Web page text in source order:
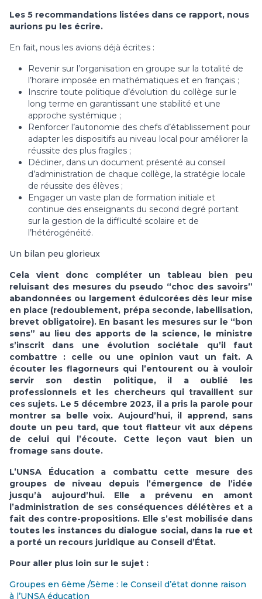
Les 5 recommandations listées dans ce rapport, nous
aurions pu les écrire.
En fait, nous les avions déjà écrites :
Revenir sur l’organisation en groupe sur la totalité de
l’horaire imposée en mathématiques et en français ;
Inscrire toute politique d’évolution du collège sur le
long terme en garantissant une stabilité et une
approche systémique ;
Renforcer l’autonomie des chefs d’établissement pour
adapter les dispositifs au niveau local pour améliorer la
réussite des plus fragiles ;
Décliner, dans un document présenté au conseil
d’administration de chaque collège, la stratégie locale
de réussite des élèves ;
Engager un vaste plan de formation initiale et
continue des enseignants du second degré portant
sur la gestion de la difficulté scolaire et de
l’hétérogénéité.
Un bilan peu glorieux
Cela vient donc compléter un tableau bien peu
reluisant des mesures du pseudo “choc des savoirs”
abandonnées ou largement édulcorées dès leur mise
en place (redoublement, prépa seconde, labellisation,
brevet obligatoire). En basant les mesures sur le “bon
sens” au lieu des apports de la science, le ministre
s’inscrit dans une évolution sociétale qu’il faut
combattre : celle ou une opinion vaut un fait. A
écouter les flagorneurs qui l’entourent ou à vouloir
servir son destin politique, il a oublié les
professionnels et les chercheurs qui travaillent sur
ces sujets. Le 5 décembre 2023, il a pris la parole pour
montrer sa belle voix. Aujourd’hui, il apprend, sans
doute un peu tard, que tout flatteur vit aux dépens
de celui qui l’écoute. Cette leçon vaut bien un
fromage sans doute.
L’UNSA Éducation a combattu cette mesure des
groupes de niveau depuis l’émergence de l’idée
jusqu’à aujourd’hui. Elle a prévenu en amont
l’administration de ses conséquences délétères et a
fait des contre-propositions. Elle s’est mobilisée dans
toutes les instances du dialogue social, dans la rue et
a porté un recours juridique au Conseil d’État.
Pour aller plus loin sur le sujet :
Groupes en 6ème /5ème : le Conseil d’état donne raison
à l’UNSA éducation